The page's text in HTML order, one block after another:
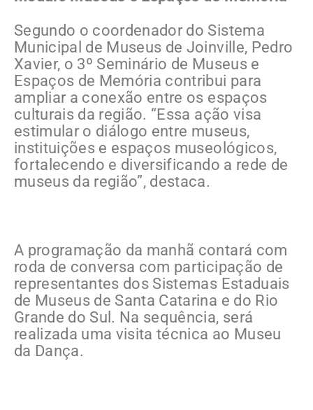
Segundo o coordenador do Sistema
Municipal de Museus de Joinville, Pedro
Xavier, o 3º Seminário de Museus e
Espaços de Memória contribui para
ampliar a conexão entre os espaços
culturais da região. “Essa ação visa
estimular o diálogo entre museus,
instituições e espaços museológicos,
fortalecendo e diversificando a rede de
museus da região”, destaca.
A programação da manhã contará com
roda de conversa com participação de
representantes dos Sistemas Estaduais
de Museus de Santa Catarina e do Rio
Grande do Sul. Na sequência, será
realizada uma visita técnica ao Museu
da Dança.